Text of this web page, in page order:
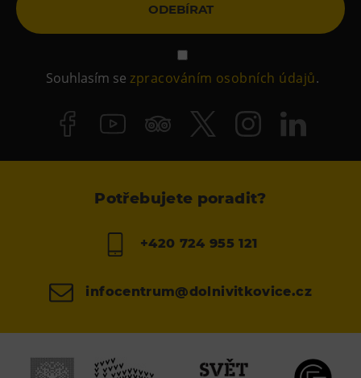
ODEBÍRAT
Souhlasím sezpracováním osobních údajů.
Potřebujete poradit?
+420 724 955 121
infocentrum@dolnivitkovice.cz